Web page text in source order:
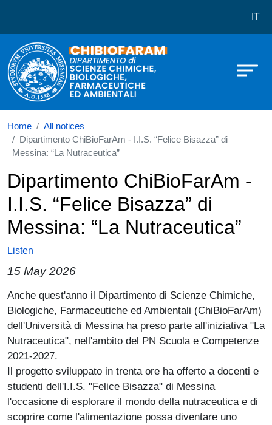
Dipartimento di Scienze IT
Home
All notices
Dipartimento ChiBioFarAm - I.I.S. “Felice Bisazza” di
Messina: “La Nutraceutica”
Dipartimento ChiBioFarAm -
I.I.S. “Felice Bisazza” di
Messina: “La Nutraceutica”
Listen
15 May 2026
Paragrafo
Anche quest'anno il Dipartimento di Scienze Chimiche,
Biologiche, Farmaceutiche ed Ambientali (ChiBioFarAm)
dell'Università di Messina ha preso parte all'iniziativa "La
Nutraceutica", nell'ambito del PN Scuola e Competenze
2021-2027.
Il progetto sviluppato in trenta ore ha offerto a docenti e
studenti dell'I.I.S. "Felice Bisazza" di Messina
l'occasione di esplorare il mondo della nutraceutica e di
scoprire come l'alimentazione possa diventare uno